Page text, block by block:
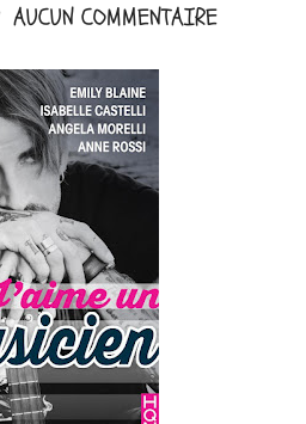
AUCUN COMMENTAIRE